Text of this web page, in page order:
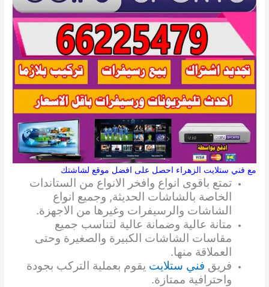
مع فني ستلايت الزهراء احصل على افضل موقع لشاشتك
تمتع باقوى انواع وافخر الانواع من الستاندات
الخاصة بالشاشات الحديثة, وجميع انواع
الشاشات والرسيفرات وغيرها من الاجهزة.
متانة عالية وضمانة عالية لتناسب جميع
مقاسات الشاشات الكبيرة والصغيرة وحتى
العملاقة منها.
فريق فني ستلايت يقوم بعملية التركب بجودة
واحترافية ممتازة.